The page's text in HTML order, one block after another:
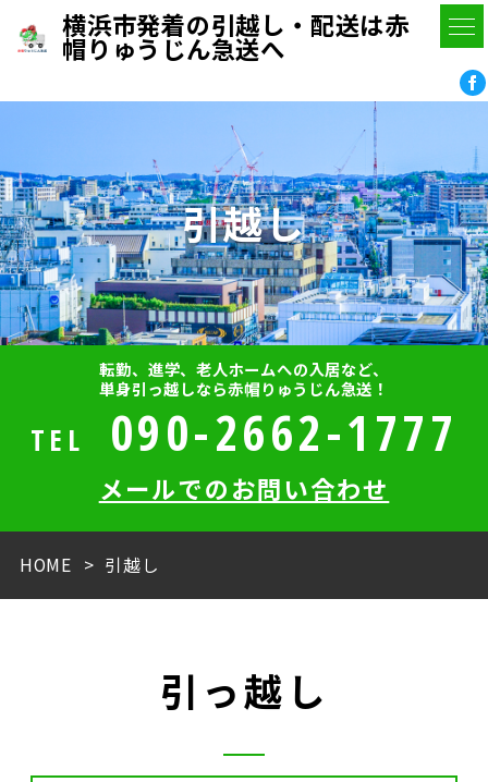
横浜市発着の引越し・配送は赤
帽りゅうじん急送へ
引越し
転勤、進学、老人ホームへの入居など、
単身引っ越しなら赤帽りゅうじん急送！
TEL 090-2662-1777
メールでのお問い合わせ
HOME 引越し
引っ越し